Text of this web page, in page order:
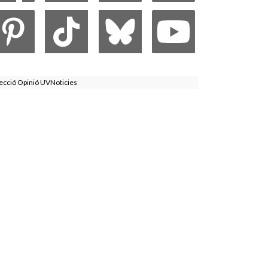
Opinió UVNoticies